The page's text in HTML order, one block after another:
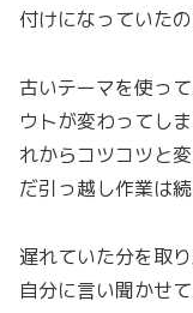
付けになっていたの
古いテーマを使っ
ウトが変わってし
れからコツコツと
だ引っ越し作業は続
遅れていた分を取
自分に言い聞かせ